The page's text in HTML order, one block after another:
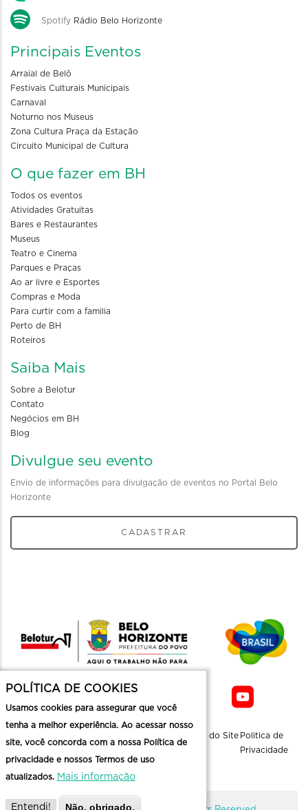
Spotify Rádio Belo Horizonte
Principais Eventos
Arraial de Belô
Festivais Culturais Municipais
Carnaval
Noturno nos Museus
Zona Cultura Praça da Estação
Circuito Municipal de Cultura
O que fazer em BH
Todos os eventos
Atividades Gratuitas
Bares e Restaurantes
Museus
Teatro e Cinema
Parques e Praças
Ao ar livre e Esportes
Compras e Moda
Para curtir com a familia
Perto de BH
Roteiros
Saiba Mais
Sobre a Belotur
Contato
Negócios em BH
Blog
Divulgue seu evento
Envio de informações para divulgação de eventos no Portal Belo
Horizonte
CADASTRAR
Mapa do Site Politica de
Privacidade
POLÍTICA DE COOKIES
Usamos cookies para assegurar que você
tenha a melhor experiência. Ao acessar nosso
site, você concorda com a nossa Política de
privacidade e nossos Termos de uso
atualizados. Mais informação
Entendi! Não, obrigado.